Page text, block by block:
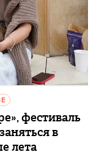
фестиваль
в
лета